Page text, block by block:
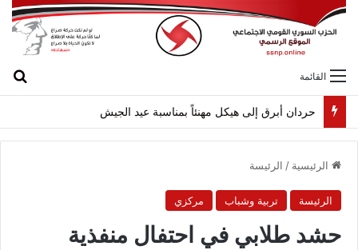
القائمة
حردان أبرق إلى هيكل مهنئاً بمناسبة عيد الجيش
الرئيسية / الرئيسة
الرئيسة تربية وشباب مركزي
حشد طلابي في احتفال منفذية